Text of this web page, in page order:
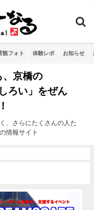
観フォト 体験レポ お知らせ
、京橋の
ろい」をぜん
、さらにたくさんの人た
情報サイト